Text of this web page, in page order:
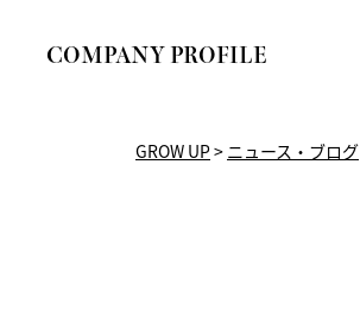
COMPANY PROFILE
GROW UP> ニュース・ブログ